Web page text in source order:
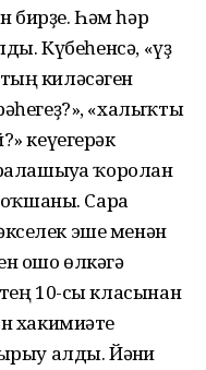
бирҙе. Һәм һәр
Күбеһенсә, «үҙ
киләсәген
«халыҡты
кеүегерәк
ҡоролған
оҡшаны. Сара
эше менән
ошо өлкәгә
10-сы класынан
хакимиәте
алды. Йәғни